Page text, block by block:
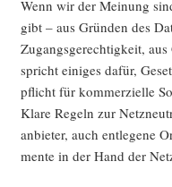
Wenn wir der Mei­nung
gibt – aus Grün­den des
Zugangs­ge­rech­tig­keit,
spricht eini­ges dafür,
pflicht für kom­mer­zi­el­le
Kla­re Regeln zur
an­bie­ter, auch ent­le­ge­ne
men­te in der Hand der